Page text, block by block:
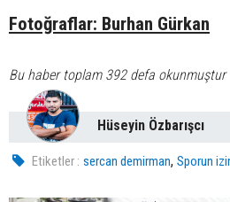
Fotoğraflar: Burhan Gürkan
Bu haber toplam 392 defa okunmuştur
Hüseyin Özbarışcı
Etiketler : sercan demirman,Sporun